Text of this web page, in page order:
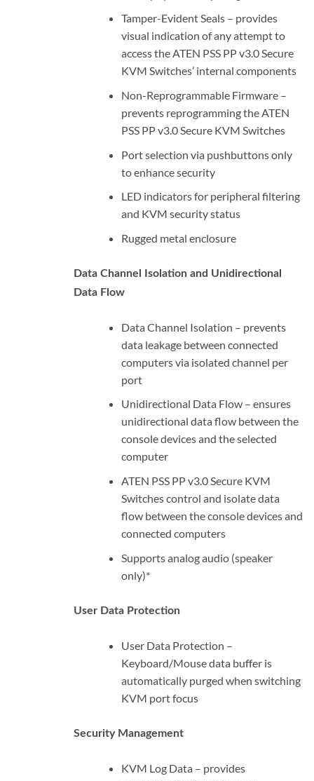
Tamper-Evident Seals – provides
visual indication of any attempt to
access the ATEN PSS PP v3.0 Secure
KVM Switches’ internal components
Non-Reprogrammable Firmware –
prevents reprogramming the ATEN
PSS PP v3.0 Secure KVM Switches
Port selection via pushbuttons only
to enhance security
LED indicators for peripheral filtering
and KVM security status
Rugged metal enclosure
Data Channel Isolation and Unidirectional
Data Flow
Data Channel Isolation – prevents
data leakage between connected
computers via isolated channel per
port
Unidirectional Data Flow – ensures
unidirectional data flow between the
console devices and the selected
computer
ATEN PSS PP v3.0 Secure KVM
Switches control and isolate data
flow between the console devices and
connected computers
Supports analog audio (speaker
only)*
User Data Protection
User Data Protection –
Keyboard/Mouse data buffer is
automatically purged when switching
KVM port focus
Security Management
KVM Log Data – provides